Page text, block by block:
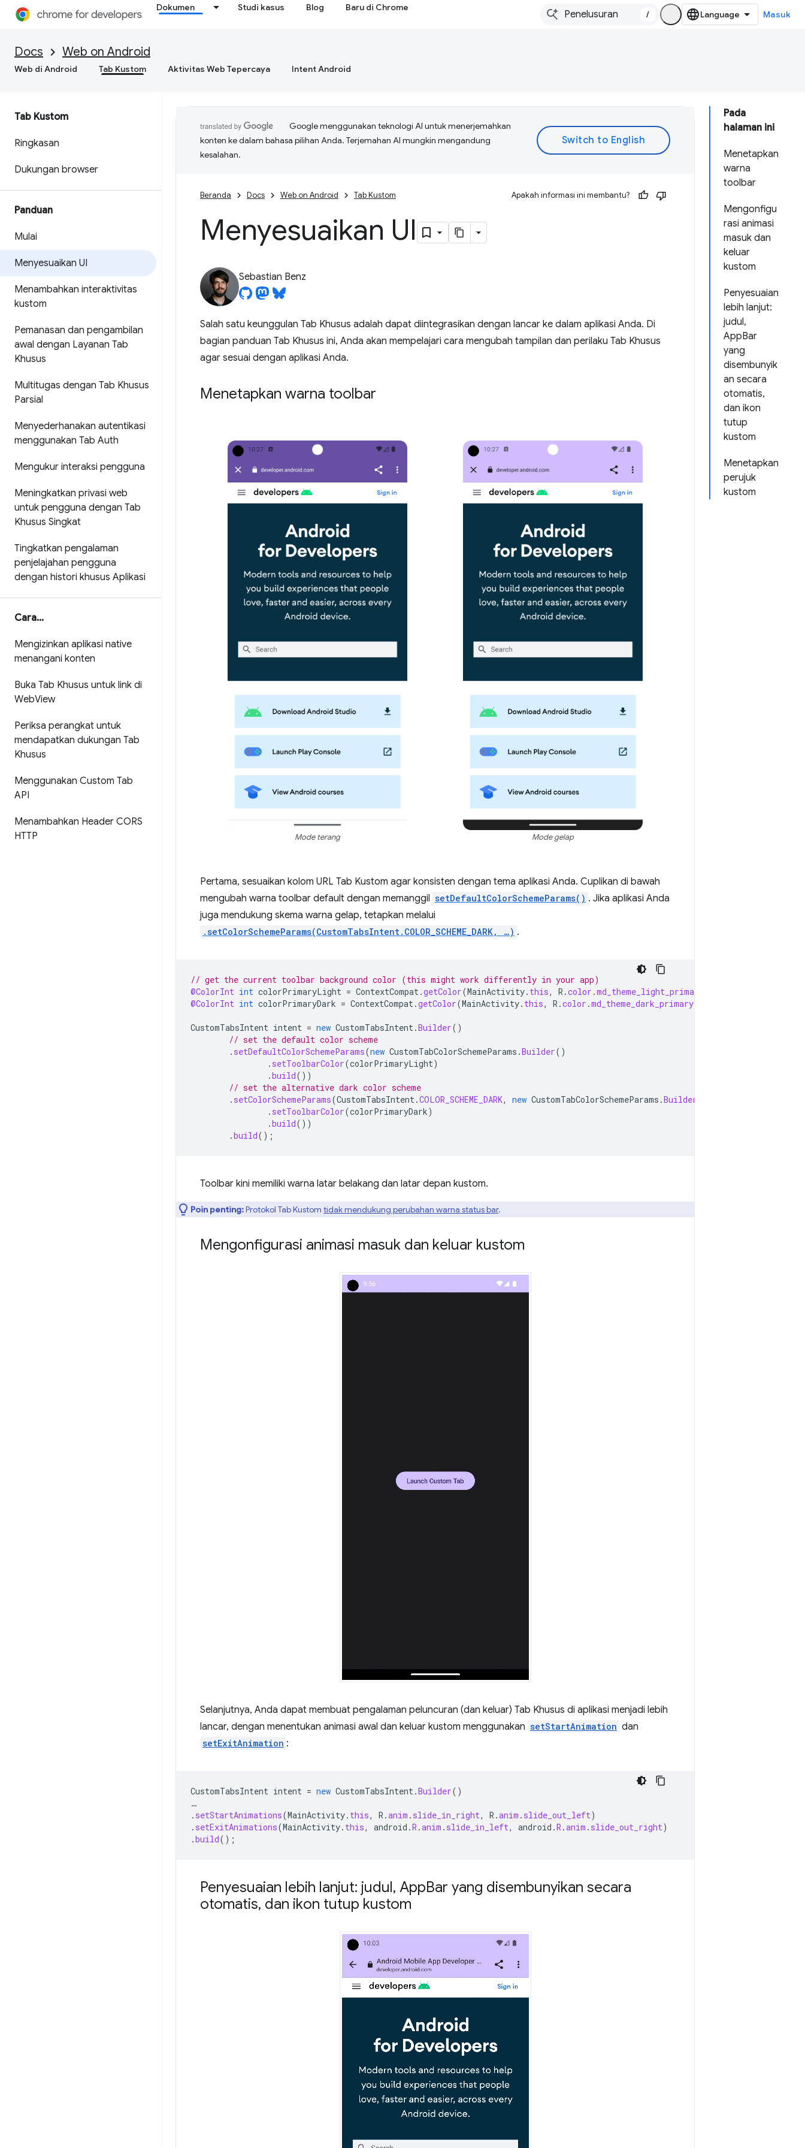
Dokumen Studi kasus Blog Baru di Chrome
/ Masuk
Docs Web on Android
Web di Android Tab Kustom Aktivitas Web Tepercaya Intent Android
Tab Kustom
Ringkasan
Dukungan browser
Panduan
Mulai
Menyesuaikan UI
Menambahkan interaktivitas
kustom
Pemanasan dan pengambilan
awal dengan Layanan Tab
Khusus
Multitugas dengan Tab Khusus
Parsial
Menyederhanakan autentikasi
menggunakan Tab Auth
Mengukur interaksi pengguna
Meningkatkan privasi web
untuk pengguna dengan Tab
Khusus Singkat
Tingkatkan pengalaman
penjelajahan pengguna
dengan histori khusus Aplikasi
Cara...
Mengizinkan aplikasi native
menangani konten
Buka Tab Khusus untuk link di
WebView
Periksa perangkat untuk
mendapatkan dukungan Tab
Khusus
Menggunakan Custom Tab
API
Menambahkan Header CORS
HTTP
Pada
halaman ini
Menetapkan
warna
toolbar
Mengonfigu
rasi animasi
masuk dan
keluar
kustom
Penyesuaian
lebih lanjut:
judul,
AppBar
yang
disembunyik
an secara
otomatis,
dan ikon
tutup
kustom
Menetapkan
perujuk
kustom
Google menggunakan teknologi AI untuk menerjemahkan
konten ke dalam bahasa pilihan Anda. Terjemahan AI mungkin mengandung
kesalahan.
Beranda Docs Web on Android Tab Kustom Apakah informasi ini membantu?
Menyesuaikan UI
Sebastian Benz
Salah satu keunggulan Tab Khusus adalah dapat diintegrasikan dengan lancar ke dalam aplikasi Anda. Di
bagian panduan Tab Khusus ini, Anda akan mempelajari cara mengubah tampilan dan perilaku Tab Khusus
agar sesuai dengan aplikasi Anda.
Menetapkan warna toolbar
Mode terang Mode gelap
Pertama, sesuaikan kolom URL Tab Kustom agar konsisten dengan tema aplikasi Anda. Cuplikan di bawah
mengubah warna toolbar default dengan memanggil setDefaultColorSchemeParams() . Jika aplikasi Anda
juga mendukung skema warna gelap, tetapkan melalui
.setColorSchemeParams(CustomTabsIntent.COLOR_SCHEME_DARK, …) .
// get the current toolbar background color (this might work differently in your app)
@ColorInt int colorPrimaryLight = ContextCompat.getColor(MainActivity. this, R .color .md_theme_light_primary
@ColorInt int colorPrimaryDark = ContextCompat.getColor(MainActivity. this, R .color .md_theme_dark_primary
CustomTabsIntent intent = new CustomTabsIntent.Builder()
// set the default color scheme
. setDefaultColorSchemeParams(new CustomTabColorSchemeParams .Builder()
. setToolbarColor(colorPrimaryLight)
.build())
// set the alternative dark color scheme
. setColorSchemeParams(CustomTabsIntent.COLOR_SCHEME_DARK, new CustomTabColorSchemeParams .Builder
. setToolbarColor(colorPrimaryDark)
.build())
.build();
Toolbar kini memiliki warna latar belakang dan latar depan kustom.
Poin penting:Protokol Tab Kustom tidak mendukung perubahan warna status bar.
Mengonfigurasi animasi masuk dan keluar kustom
Selanjutnya, Anda dapat membuat pengalaman peluncuran (dan keluar) Tab Khusus di aplikasi menjadi lebih
lancar, dengan menentukan animasi awal dan keluar kustom menggunakan setStartAnimation dan
setExitAnimation :
CustomTabsIntent intent = new CustomTabsIntent.Builder()
…
. setStartAnimations(MainActivity. this, R .anim . slide_in_right, R .anim . slide_out_left)
. setExitAnimations(MainActivity. this, android .R .anim . slide_in_left, android .R .anim . slide_out_right)
.build();
Penyesuaian lebih lanjut: judul, AppBar yang disembunyikan secara
otomatis, dan ikon tutup kustom